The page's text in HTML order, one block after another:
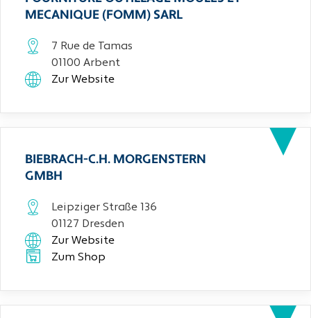
MECANIQUE (FOMM) SARL
7 Rue de Tamas
01100 Arbent
Zur Website
BIEBRACH-C.H. MORGENSTERN
GMBH
Leipziger Straße 136
01127 Dresden
Zur Website
Zum Shop